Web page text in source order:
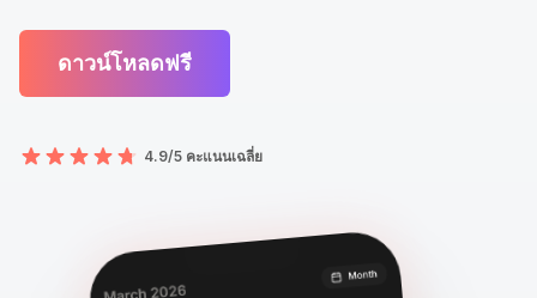
ดาวน์โหลดฟรี
4.9/5 คะแนนเฉลี่ย